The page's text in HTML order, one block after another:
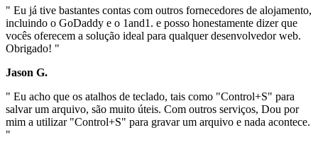
" Eu já tive bastantes contas com outros fornecedores de alojamento,
incluindo o GoDaddy e o 1and1. e posso honestamente dizer que
vocês oferecem a solução ideal para qualquer desenvolvedor web.
Obrigado! "
Jason G.
" Eu acho que os atalhos de teclado, tais como "Control+S" para
salvar um arquivo, são muito úteis. Com outros serviços, Dou por
mim a utilizar "Control+S" para gravar um arquivo e nada acontece.
"